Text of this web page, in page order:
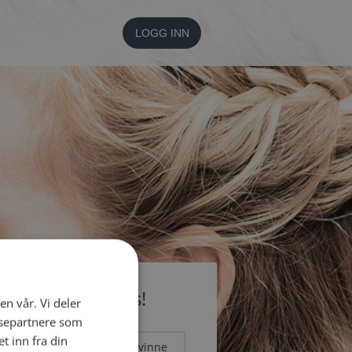
LOGG INN
medlem gratis!
Mann Kvinne
vår. Vi deler
som
inn fra din